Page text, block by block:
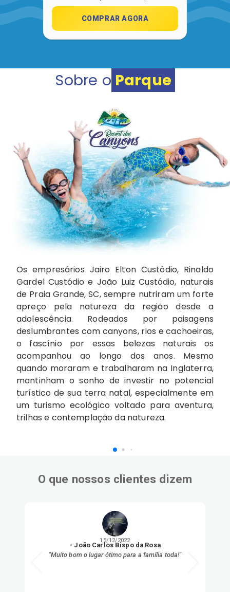
COMPRAR AGORA
Sobre o Parque
Os empresários Jairo Elton Custódio, Rinaldo
Gardel Custódio e João Luiz Custódio, naturais
de Praia Grande, SC, sempre nutriram um forte
apreço pela natureza da região desde a
adolescência. Rodeados por paisagens
deslumbrantes com canyons, rios e cachoeiras,
o fascínio por essas belezas naturais os
acompanhou ao longo dos anos. Mesmo
quando moraram e trabalharam na Inglaterra,
mantinham o sonho de investir no potencial
turístico de sua terra natal, especialmente em
um turismo ecológico voltado para aventura,
trilhas e contemplação da natureza.
O que nossos clientes dizem
15/12/2022
- João Carlos Bispo da Rosa
"Muito bom o lugar ótimo para a família toda!"